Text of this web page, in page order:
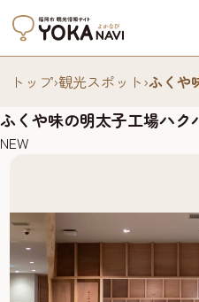
トップ›観光スポット›ふくや
ふくや味の明太子工場ハク
NEW